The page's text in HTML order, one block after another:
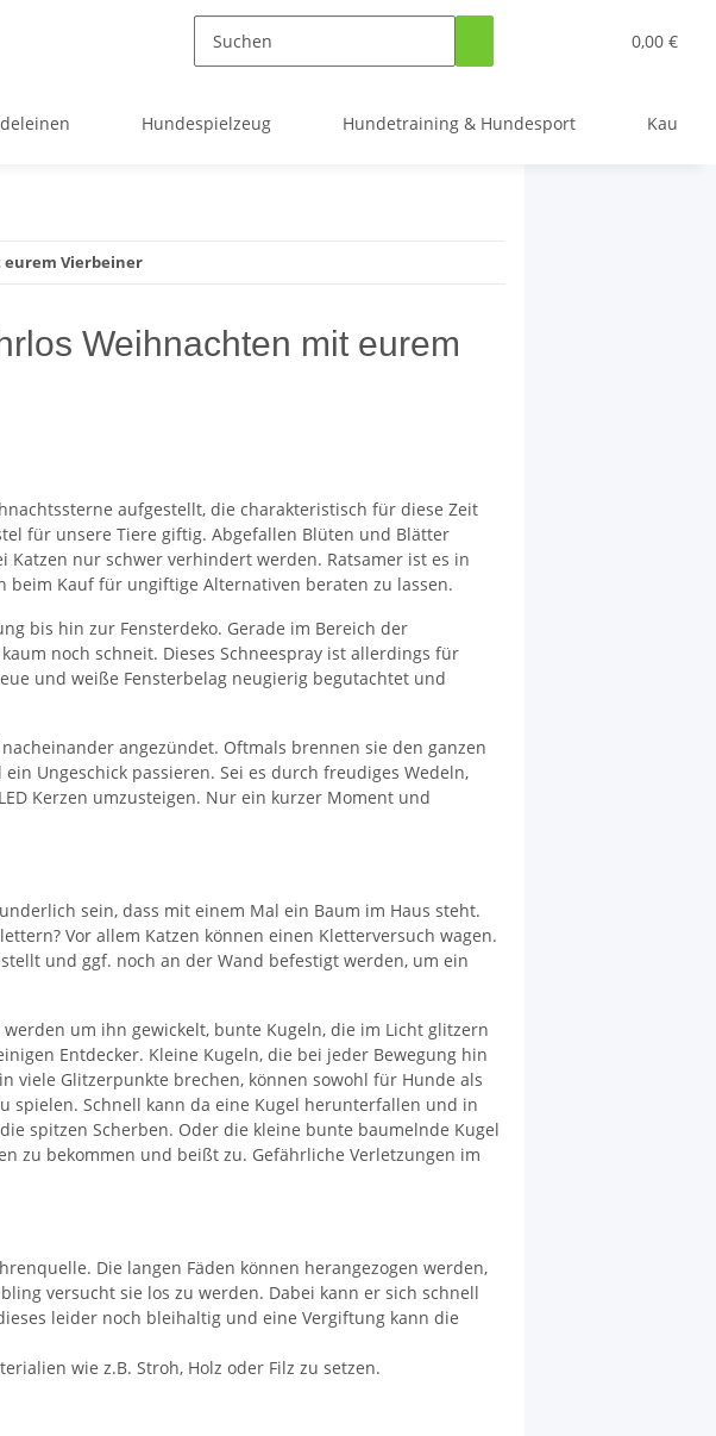
0,00 €
Hundespielzeug Hundetraining & Hundesport
Vierbeiner
Weihnachten mit eurem
aufgestellt, die charakteristisch für diese Zeit
für unsere Tiere giftig. Abgefallen Blüten und Blätter
nur schwer verhindert werden. Ratsamer ist es in
beim Kauf für ungiftige Alternativen beraten zu lassen.
bis hin zur Fensterdeko. Gerade im Bereich der
noch schneit. Dieses Schneespray ist allerdings für
und weiße Fensterbelag neugierig begutachtet und
angezündet. Oftmals brennen sie den ganzen
Ungeschick passieren. Sei es durch freudiges Wedeln,
Kerzen umzusteigen. Nur ein kurzer Moment und
sein, dass mit einem Mal ein Baum im Haus steht.
Vor allem Katzen können einen Kletterversuch wagen.
und ggf. noch an der Wand befestigt werden, um ein
um ihn gewickelt, bunte Kugeln, die im Licht glitzern
Entdecker. Kleine Kugeln, die bei jeder Bewegung hin
viele Glitzerpunkte brechen, können sowohl für Hunde als
spielen. Schnell kann da eine Kugel herunterfallen und in
spitzen Scherben. Oder die kleine bunte baumelnde Kugel
zu bekommen und beißt zu. Gefährliche Verletzungen im
Die langen Fäden können herangezogen werden,
versucht sie los zu werden. Dabei kann er sich schnell
leider noch bleihaltig und eine Vergiftung kann die
wie z.B. Stroh, Holz oder Filz zu setzen.